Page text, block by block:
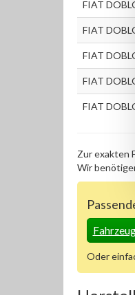
FIAT
FIAT
FIAT
FIAT
FIAT
Zur exakten
Wir
Oder